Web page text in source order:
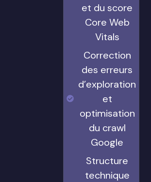
et du score
Core Web
Vitals
Correction
des erreurs
d’exploration
et
optimisation
du crawl
Google
Structure
technique